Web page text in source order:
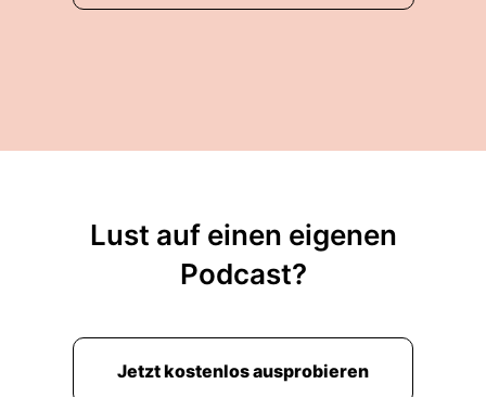
Lust auf einen eigenen
Podcast?
Jetzt kostenlos ausprobieren